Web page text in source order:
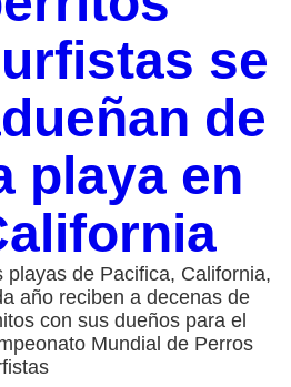
se
de
playa en
playas de Pacifica, California,
año reciben a decenas de
con sus dueños para el
Mundial de Perros